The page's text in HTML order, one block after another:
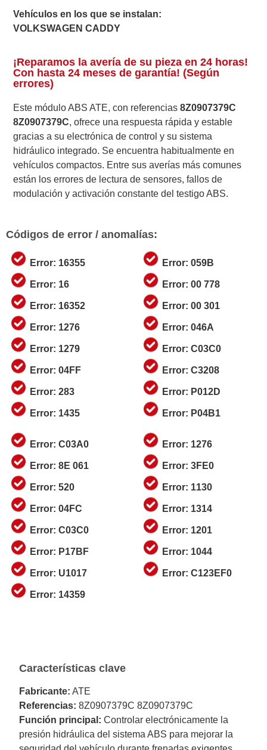
Vehículos en los que se instalan:
VOLKSWAGEN CADDY
¡Reparamos la avería de su pieza en 24 horas!
Con hasta 24 meses de garantía! (Según
errores)
Este módulo ABS ATE, con referencias8Z0907379C
8Z0907379C, ofrece una respuesta rápida y estable
gracias a su electrónica de control y su sistema
hidráulico integrado. Se encuentra habitualmente en
vehículos compactos. Entre sus averías más comunes
están los errores de lectura de sensores, fallos de
modulación y activación constante del testigo ABS.
Códigos de error / anomalías:
Error: 16355
Error: 16
Error: 16352
Error: 1276
Error: 1279
Error: 04FF
Error: 283
Error: 1435
Error: 059B
Error: 00 778
Error: 00 301
Error: 046A
Error: C03C0
Error: C3208
Error: P012D
Error: P04B1
Error: C03A0
Error: 8E 061
Error: 520
Error: 04FC
Error: C03C0
Error: P17BF
Error: U1017
Error: 14359
Error: 1276
Error: 3FE0
Error: 1130
Error: 1314
Error: 1201
Error: 1044
Error: C123EF0
Características clave
Fabricante: ATE
Referencias: 8Z0907379C 8Z0907379C
Función principal: Controlar electrónicamente la
presión hidráulica del sistema ABS para mejorar la